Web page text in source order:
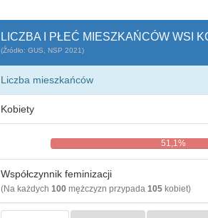
LICZBA I PŁEĆ MIESZKAŃCÓW WSI
(Źródło: GUS, NSP 2021)
Liczba mieszkańców
Kobiety
51,1%
Współczynnik feminizacji
(Na każdych 100mężczyzn przypada 105kobiet)